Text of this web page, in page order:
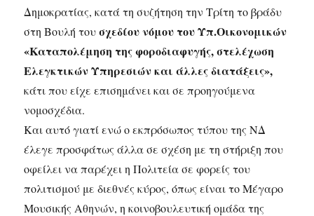
Δημοκρατίας, κατά τη συζήτηση την Τρίτη το βράδυ
στη Βουλή τουσχεδίου νόμου του Υπ.Οικονομικών
«Καταπολέμηση της φοροδιαφυγής, στελέχωση
Ελεγκτικών Υπηρεσιών και άλλες διατάξεις»,
κάτι που είχε επισημάνει και σε προηγούμενα
νομοσχέδια.
Και αυτό γιατί ενώ ο εκπρόσωπος τύπου της ΝΔ
έλεγε προσφάτως άλλα σε σχέση με τη στήριξη που
οφείλει να παρέχει η Πολιτεία σε φορείς του
πολιτισμού με διεθνές κύρος, όπως είναι το Μέγαρο
Μουσικής Αθηνών, η κοινοβουλευτική ομάδα της